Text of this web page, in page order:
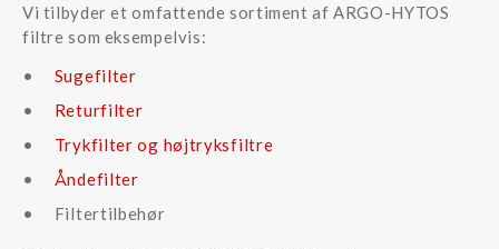
Vi tilbyder et omfattende sortiment af ARGO-HYTOS
filtre som eksempelvis:
Sugefilter
Returfilter
Trykfilter og højtryksfiltre
Åndefilter
Filtertilbehør